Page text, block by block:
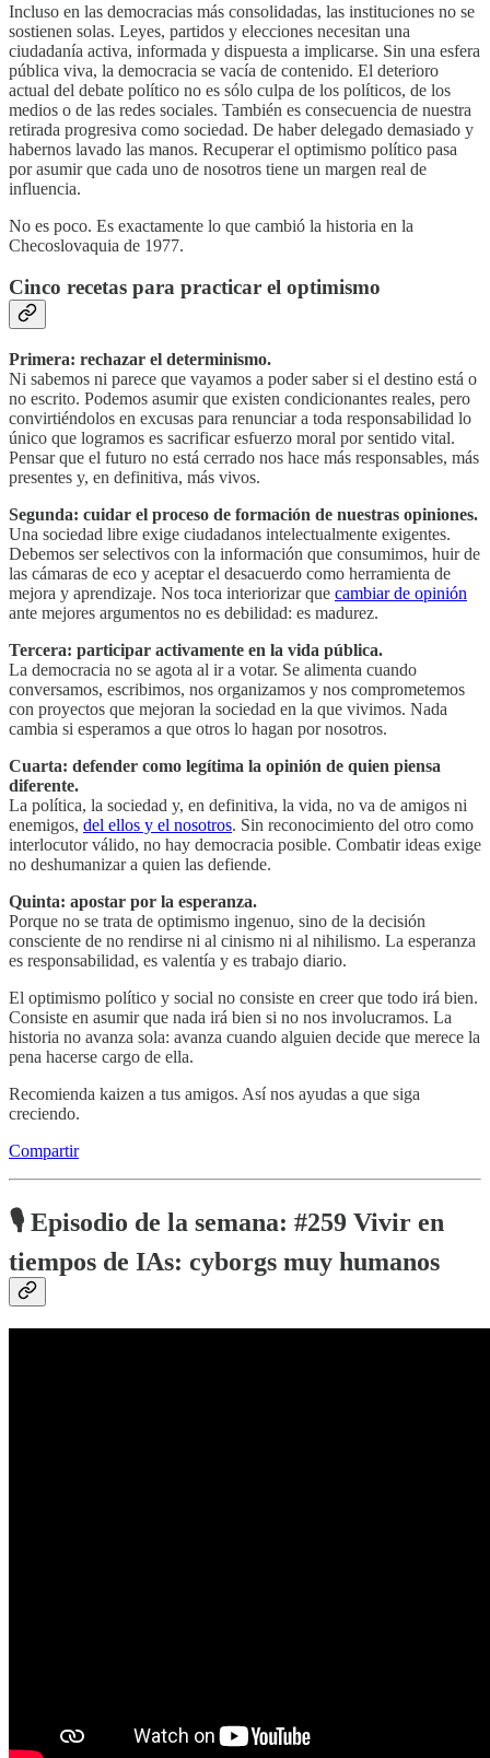
Incluso en las democracias más consolidadas, las instituciones no se
sostienen solas. Leyes, partidos y elecciones necesitan una
ciudadanía activa, informada y dispuesta a implicarse. Sin una esfera
pública viva, la democracia se vacía de contenido. El deterioro
actual del debate político no es sólo culpa de los políticos, de los
medios o de las redes sociales. También es consecuencia de nuestra
retirada progresiva como sociedad. De haber delegado demasiado y
habernos lavado las manos. Recuperar el optimismo político pasa
por asumir que cada uno de nosotros tiene un margen real de
influencia.
No es poco. Es exactamente lo que cambió la historia en la
Checoslovaquia de 1977.
Cinco recetas para practicar el optimismo
Primera: rechazar el determinismo.
Ni sabemos ni parece que vayamos a poder saber si el destino está o
no escrito. Podemos asumir que existen condicionantes reales, pero
convirtiéndolos en excusas para renunciar a toda responsabilidad lo
único que logramos es sacrificar esfuerzo moral por sentido vital.
Pensar que el futuro no está cerrado nos hace más responsables, más
presentes y, en definitiva, más vivos.
Segunda: cuidar el proceso de formación de nuestras opiniones.
Una sociedad libre exige ciudadanos intelectualmente exigentes.
Debemos ser selectivos con la información que consumimos, huir de
las cámaras de eco y aceptar el desacuerdo como herramienta de
mejora y aprendizaje. Nos toca interiorizar que cambiar de opinión
ante mejores argumentos no es debilidad: es madurez.
Tercera: participar activamente en la vida pública.
La democracia no se agota al ir a votar. Se alimenta cuando
conversamos, escribimos, nos organizamos y nos comprometemos
con proyectos que mejoran la sociedad en la que vivimos. Nada
cambia si esperamos a que otros lo hagan por nosotros.
Cuarta: defender como legítima la opinión de quien piensa
diferente.
La política, la sociedad y, en definitiva, la vida, no va de amigos ni
enemigos, del ellos y el nosotros. Sin reconocimiento del otro como
interlocutor válido, no hay democracia posible. Combatir ideas exige
no deshumanizar a quien las defiende.
Quinta: apostar por la esperanza.
Porque no se trata de optimismo ingenuo, sino de la decisión
consciente de no rendirse ni al cinismo ni al nihilismo. La esperanza
es responsabilidad, es valentía y es trabajo diario.
El optimismo político y social no consiste en creer que todo irá bien.
Consiste en asumir que nada irá bien si no nos involucramos. La
historia no avanza sola: avanza cuando alguien decide que merece la
pena hacerse cargo de ella.
Recomienda kaizen a tus amigos. Así nos ayudas a que siga
creciendo.
Compartir
🎙️ Episodio de la semana: #259 Vivir en
tiempos de IAs: cyborgs muy humanos